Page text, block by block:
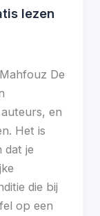
lezen
De
en
Het is
dat je
die bij
op een